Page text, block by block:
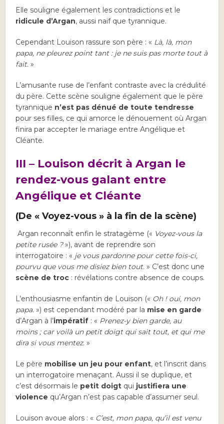
Elle souligne également les contradictions et le
ridicule d’Argan, aussi naïf que tyrannique.
Cependant Louison rassure son père : « Là, là, mon
papa, ne pleurez point tant : je ne suis pas morte tout à
fait.»
L’amusante ruse de l’enfant contraste avec la crédulité
du père. Cette scène souligne également que le père
tyrannique n’est pas dénué de toute tendresse
pour ses filles, ce qui amorce le dénouement où Argan
finira par accepter le mariage entre Angélique et
Cléante.
III – Louison décrit à Argan le
rendez-vous galant entre
Angélique et Cléante
(De « Voyez-vous » à la fin de la scène)
Argan reconnaît enfin le stratagème (« Voyez-vous la
petite rusée ?»), avant de reprendre son
interrogatoire : « je vous pardonne pour cette fois-ci,
pourvu que vous me disiez bien tout.» C’est donc une
scène de troc : révélations contre absence de coups.
L’enthousiasme enfantin de Louison (« Oh ! oui, mon
papa. ») est cependant modéré par la mise en garde
d’Argan à l’impératif : « Prenez-y bien garde, au
moins ; car voilà un petit doigt qui sait tout, et qui me
dira si vous mentez. »
Le père mobilise un jeu pour enfant, et l’inscrit dans
un interrogatoire menaçant. Aussi il se duplique, et
c’est désormais le petit doigt qui justifiera une
violence qu’Argan n’est pas capable d’assumer seul.
Louison avoue alors : « C’est, mon papa, qu’il est venu